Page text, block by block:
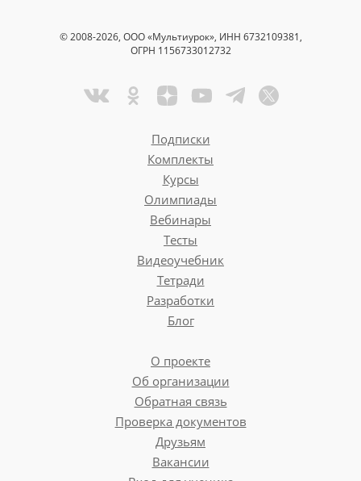
© 2008-2026, ООО «Мультиурок», ИНН 6732109381,
ОГРН 1156733012732
Подписки
Комплекты
Курсы
Олимпиады
Вебинары
Тесты
Видеоучебник
Тетради
Разработки
Блог
О проекте
Об организации
Обратная связь
Проверка документов
Друзьям
Вакансии